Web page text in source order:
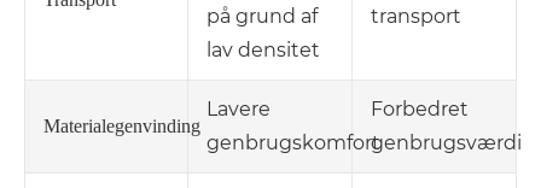
på grund af
lav densitet
transport
Materialegenvinding
Lavere
genbrugskomfort
Forbedret
genbrugsværdi